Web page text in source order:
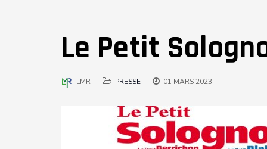
Le Petit
LMR PRESSE 01 MARS 2023